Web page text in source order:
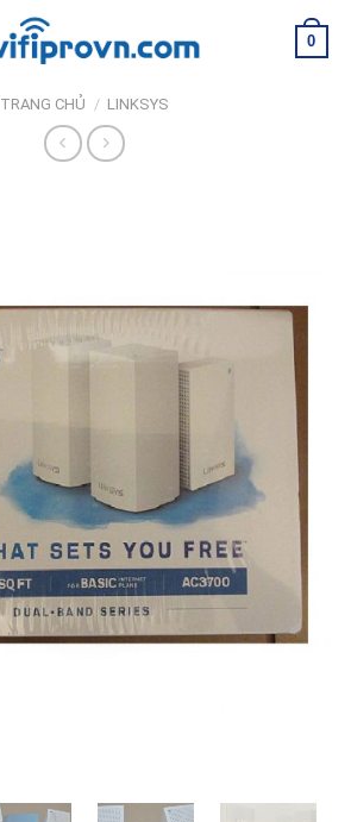
0
TRANG CHỦ / LINKSYS